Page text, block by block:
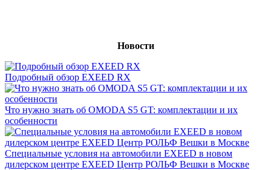
Новости
Подробный обзор EXEED RX
Что нужно знать об OMODA S5 GT: комплектации и их
особенности
Специальные условия на автомобили EXEED в новом
дилерском центре EXEED Центр РОЛЬФ Вешки в Москве